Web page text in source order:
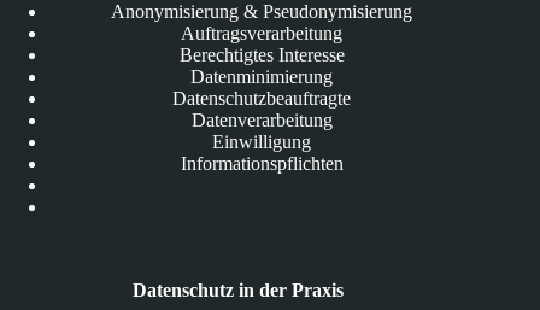
Anonymisierung & Pseudonymisierung
Auftragsverarbeitung
Berechtigtes Interesse
Datenminimierung
Datenschutzbeauftragte
Datenverarbeitung
Einwilligung
Informationspflichten
Datenschutz in der Praxis